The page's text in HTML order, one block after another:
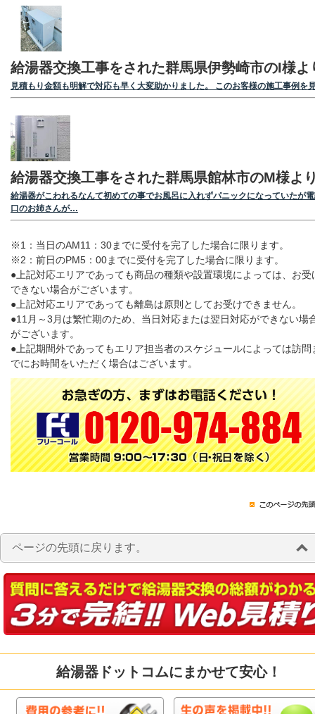
給湯器交換工事をされた群馬県伊勢崎市のI様よ
見積もり金額も明解で対応も早く大変助かりました。 このお客様の施工事例を
給湯器交換工事をされた群馬県館林市のM様よ
給湯器がこわれるなんて初めての事でお風呂に入れずパニックになっていたが
口のお姉さんが…
※1：当日のAM11：30までに受付を完了した場合に限ります。
※2：前日のPM5：00までに受付を完了した場合に限ります。
●上記対応エリアであっても商品の種類や設置環境によっては、お受
できない場合がございます。
●上記対応エリアであっても離島は原則としてお受けできません。
●11月～3月は繁忙期のため、当日対応または翌日対応ができない場
がございます。
●上記期間外であってもエリア担当者のスケジュールによっては訪問
でにお時間をいただく場合はございます。
ページの先頭に戻ります。
給湯器ドットコムにまかせて安心！